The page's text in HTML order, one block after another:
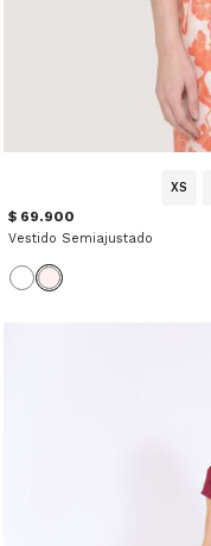
XS
$ 69.900
Vestido Semiajustado